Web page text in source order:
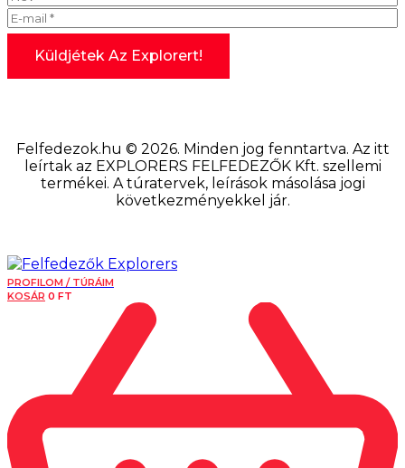
Felfedezok.hu © 2026. Minden jog fenntartva. Az itt
leírtak az EXPLORERS FELFEDEZŐK Kft. szellemi
termékei. A túratervek, leírások másolása jogi
következményekkel jár.
PROFILOM / TÚRÁIM
KOSÁR 0 FT